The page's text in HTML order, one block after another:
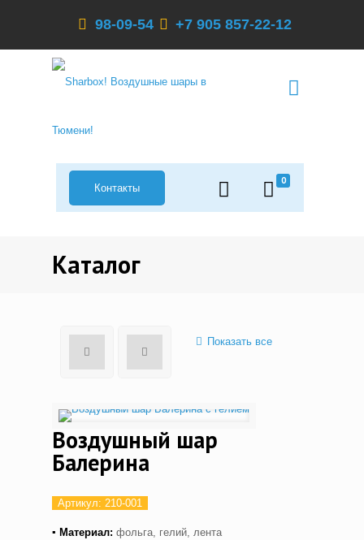
98-09-54 +7 905 857-22-12
0
Контакты
Каталог
Показать все
Воздушный шар
Балерина
Артикул: 210-001
▪ Материал: фольга, гелий, лента